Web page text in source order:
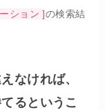
ション ]の検索結
なければ、
るというこ